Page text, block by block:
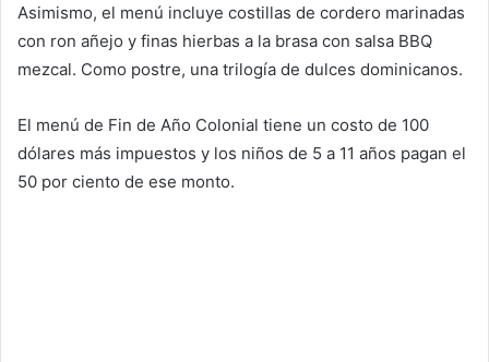
Asimismo, el menú incluye costillas de cordero marinadas
con ron añejo y finas hierbas a la brasa con salsa BBQ
mezcal. Como postre, una trilogía de dulces dominicanos.
El menú de Fin de Año Colonial tiene un costo de 100
dólares más impuestos y los niños de 5 a 11 años pagan el
50 por ciento de ese monto.